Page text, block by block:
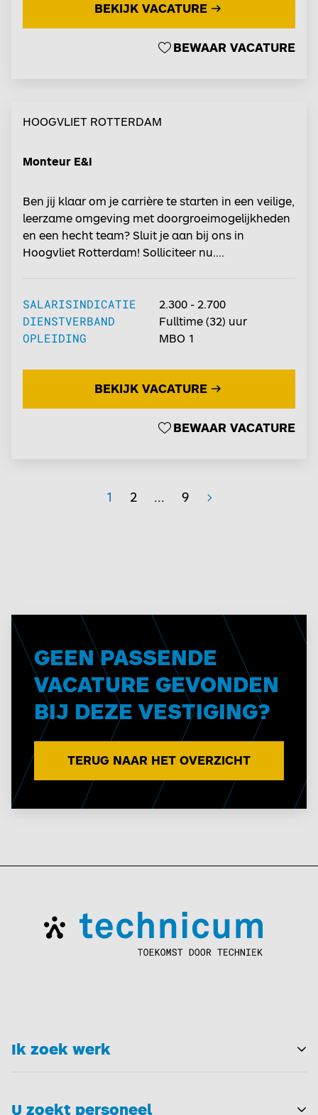
BEWAAR VACATURE
BEKIJK VACATURE
HOOGVLIET ROTTERDAM
Monteur E&I
Ben jij klaar om je carrière te starten in een veilige,
leerzame omgeving met doorgroeimogelijkheden
en een hecht team? Sluit je aan bij ons in
Hoogvliet Rotterdam! Solliciteer nu....
SALARISINDICATIE 2.300 - 2.700
DIENSTVERBAND Fulltime (32) uur
OPLEIDING MBO 1
BEWAAR VACATURE
BEKIJK VACATURE
1 2 ... 9 >
GEEN PASSENDE
VACATURE GEVONDEN
BIJ DEZE VESTIGING?
TERUG NAAR HET OVERZICHT
Ik zoek werk
U zoekt personeel